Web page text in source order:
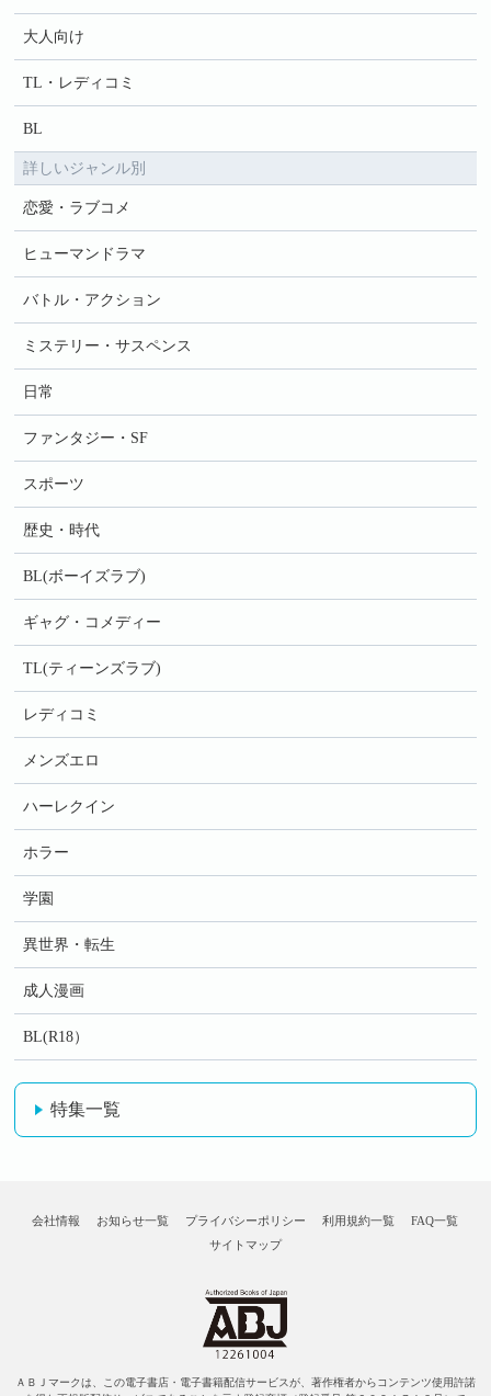
大人向け
TL・レディコミ
BL
詳しいジャンル別
恋愛・ラブコメ
ヒューマンドラマ
バトル・アクション
ミステリー・サスペンス
日常
ファンタジー・SF
スポーツ
歴史・時代
BL(ボーイズラブ)
ギャグ・コメディー
TL(ティーンズラブ)
レディコミ
メンズエロ
ハーレクイン
ホラー
学園
異世界・転生
成人漫画
BL(R18）
特集一覧
会社情報 お知らせ一覧 プライバシーポリシー 利用規約一覧
FAQ一覧
サイトマップ
ＡＢＪマークは、この電子書店・電子書籍配信サービスが、著作権者からコンテンツ使用許諾